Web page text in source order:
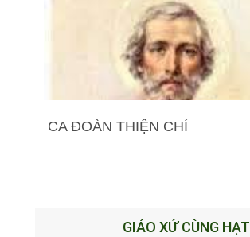
CA ĐOÀN THIỆN CHÍ
GIÁO XỨ CÙNG HẠT